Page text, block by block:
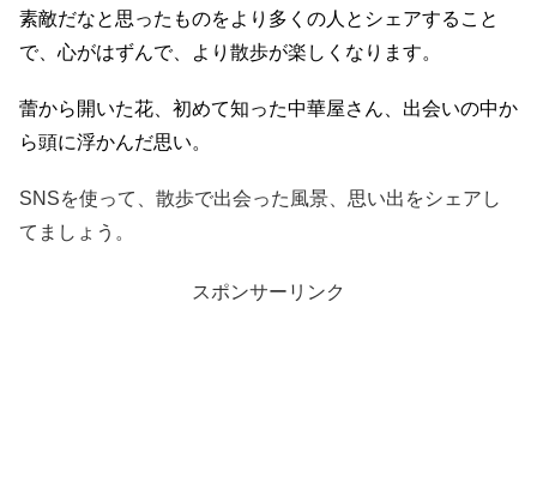
素敵だなと思ったものをより多くの人とシェアすること
で、心がはずんで、より散歩が楽しくなります。
蕾から開いた花、初めて知った中華屋さん、出会いの中か
ら頭に浮かんだ思い。
SNSを使って、散歩で出会った風景、思い出をシェアし
てましょう。
スポンサーリンク